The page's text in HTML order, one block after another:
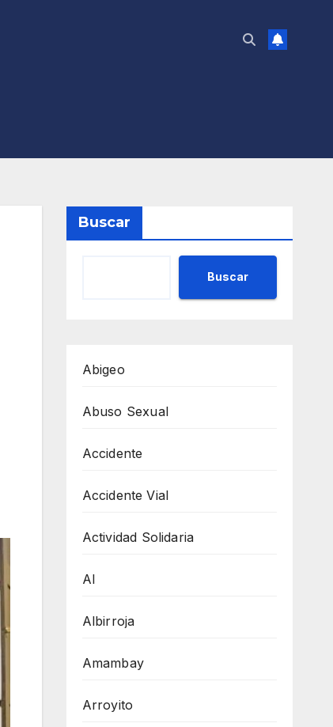
Buscar
Buscar
Abigeo
Abuso Sexual
Accidente
Accidente Vial
Actividad Solidaria
AI
Albirroja
Amambay
Arroyito